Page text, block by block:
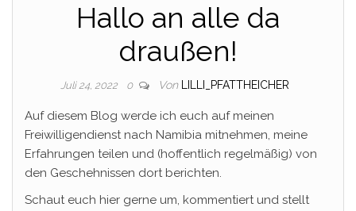
Hallo an alle da
draußen!
Juli 24, 2022 0 Von LILLI_PFATTHEICHER
Auf diesem Blog werde ich euch auf meinen
Freiwilligendienst nach Namibia mitnehmen, meine
Erfahrungen teilen und (hoffentlich regelmäßig) von
den Geschehnissen dort berichten.
Schaut euch hier gerne um, kommentiert und stellt